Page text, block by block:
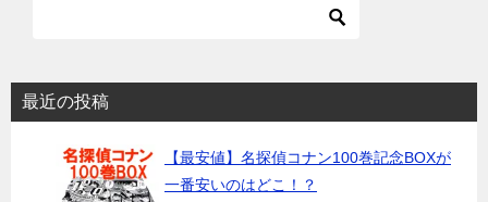
最近の投稿
【最安値】名探偵コナン100巻記念BOXが
一番安いのはどこ！？